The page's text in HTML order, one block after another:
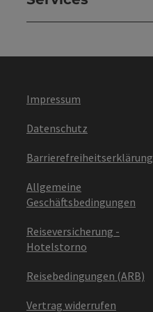
Impressum
Datenschutz
Barrierefreiheitserklärung
Allgemeine
Geschäftsbedingungen
Reiseversicherung -
Hotelstorno
Reisebedingungen (ARB)
Vertrag widerrufen